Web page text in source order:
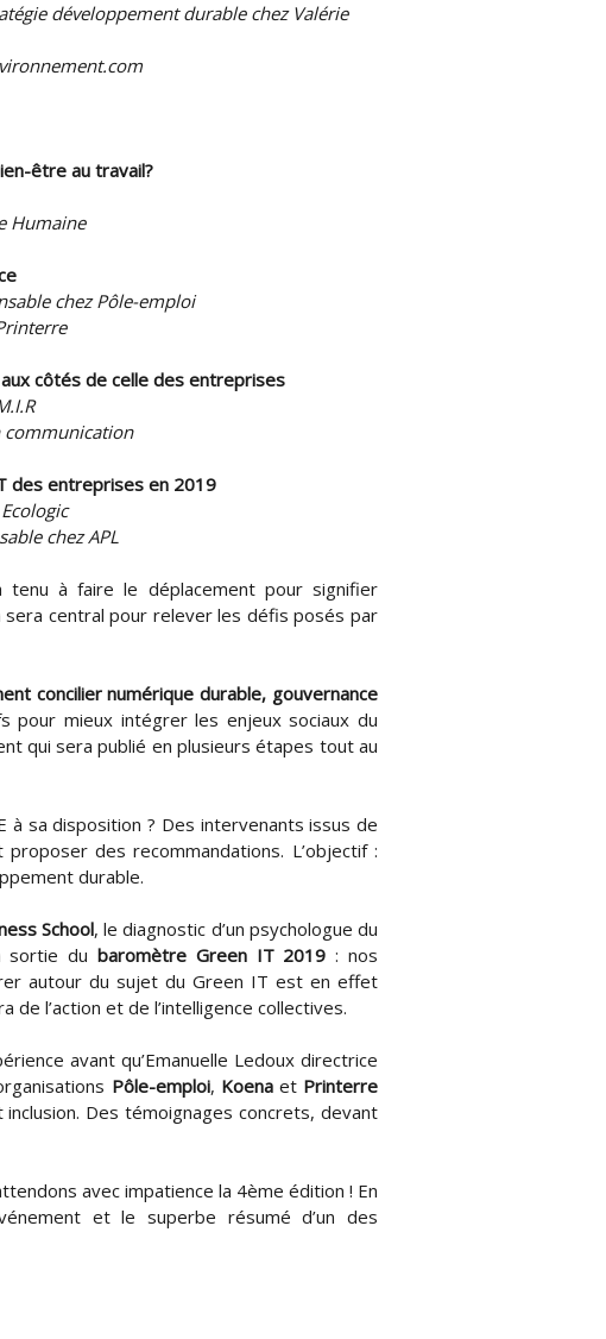
développement durable chez Valérie
être au travail?
Humaine
chez Pôle-emploi
côtés de celle des entreprises
communication
des entreprises en 2019
chez APL
tenu à faire le déplacement pour signifier
sera central pour relever les défis posés par
concilier numérique durable, gouvernance
pour mieux intégrer les enjeux sociaux du
qui sera publié en plusieurs étapes tout au
à sa disposition ? Des intervenants issus de
des recommandations. L’objectif :
durable.
School, le diagnostic d’un psychologue du
sortie du baromètre Green IT 2019: nos
autour du sujet du Green IT est en effet
de l’action et de l’intelligence collectives.
avant qu’Emanuelle Ledoux directrice
Pôle-emploi, Koenaet Printerre
Des témoignages concrets, devant
avec impatience la 4ème édition ! En
et le superbe résumé d’un des